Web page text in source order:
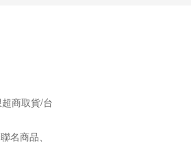
商取貨/台
名商品、